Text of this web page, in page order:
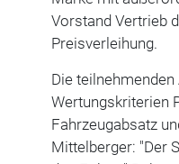
Vorstand Vertrieb
Preisverleihung.
Die
Wertungskriterien
Fahrzeugabsatz
Mittelberger: "Der